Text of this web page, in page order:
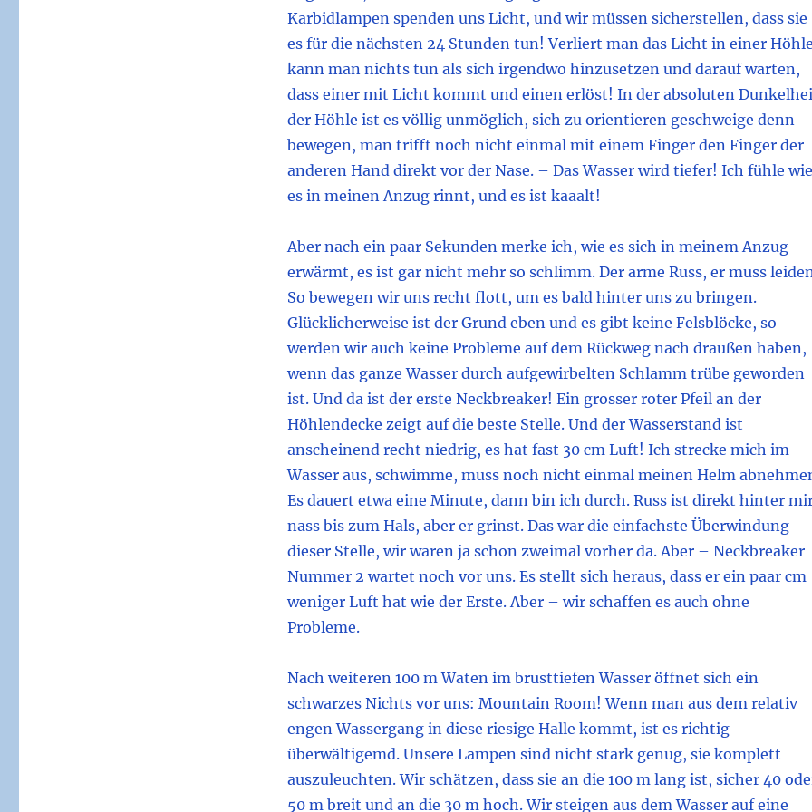
Karbidlampen spenden uns Licht, und wir müssen sicherstellen, dass sie
es für die nächsten 24 Stunden tun! Verliert man das Licht in einer
kann man nichts tun als sich irgendwo hinzusetzen und darauf warten,
dass einer mit Licht kommt und einen erlöst! In der absoluten
der Höhle ist es völlig unmöglich, sich zu orientieren geschweige denn
bewegen, man trifft noch nicht einmal mit einem Finger den Finger der
anderen Hand direkt vor der Nase. – Das Wasser wird tiefer! Ich fühle wie
es in meinen Anzug rinnt, und es ist kaaalt!
Aber nach ein paar Sekunden merke ich, wie es sich in meinem Anzug
erwärmt, es ist gar nicht mehr so schlimm. Der arme Russ, er muss
So bewegen wir uns recht flott, um es bald hinter uns zu bringen.
Glücklicherweise ist der Grund eben und es gibt keine Felsblöcke, so
werden wir auch keine Probleme auf dem Rückweg nach draußen haben,
wenn das ganze Wasser durch aufgewirbelten Schlamm trübe geworden
ist. Und da ist der erste Neckbreaker! Ein grosser roter Pfeil an der
Höhlendecke zeigt auf die beste Stelle. Und der Wasserstand ist
anscheinend recht niedrig, es hat fast 30 cm Luft! Ich strecke mich im
Wasser aus, schwimme, muss noch nicht einmal meinen Helm
Es dauert etwa eine Minute, dann bin ich durch. Russ ist direkt hinter
nass bis zum Hals, aber er grinst. Das war die einfachste Überwindung
dieser Stelle, wir waren ja schon zweimal vorher da. Aber – Neckbreaker
Nummer 2 wartet noch vor uns. Es stellt sich heraus, dass er ein paar cm
weniger Luft hat wie der Erste. Aber – wir schaffen es auch ohne
Probleme.
Nach weiteren 100 m Waten im brusttiefen Wasser öffnet sich ein
schwarzes Nichts vor uns: Mountain Room! Wenn man aus dem relativ
engen Wassergang in diese riesige Halle kommt, ist es richtig
überwältigemd. Unsere Lampen sind nicht stark genug, sie komplett
auszuleuchten. Wir schätzen, dass sie an die 100 m lang ist, sicher 40
50 m breit und an die 30 m hoch. Wir steigen aus dem Wasser auf eine